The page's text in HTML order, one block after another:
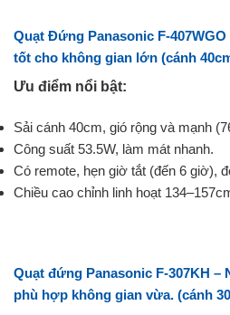
Quạt Đứng Panasonic F-407WGO
tốt cho không gian lớn (cánh
Ưu điểm nổi bật:
Sải cánh 40cm, gió rộng và mạnh
Công suất 53.5W, làm mát nhanh.
Có remote, hẹn giờ tắt (đến 6 giờ),
Chiều cao chỉnh linh hoạt
Quạt đứng Panasonic F-307KH –
phù hợp không gian vừa. (cánh